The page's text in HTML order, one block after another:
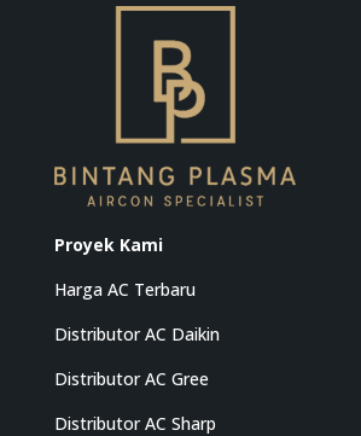
Proyek Kami
Harga AC Terbaru
Distributor AC Daikin
Distributor AC Gree
Distributor AC Sharp